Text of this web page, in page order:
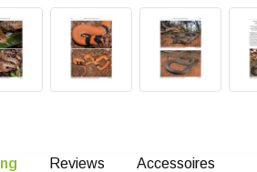
Reviews Accessoires